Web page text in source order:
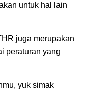
untuk hal lain
juga merupakan
peraturan yang
yuk simak